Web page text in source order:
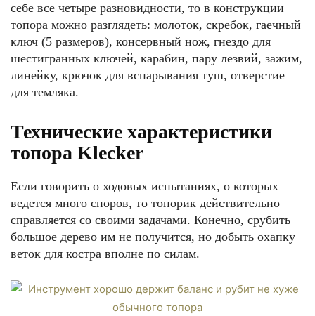
себе все четыре разновидности, то в конструкции
топора можно разглядеть: молоток, скребок, гаечный
ключ (5 размеров), консервный нож, гнездо для
шестигранных ключей, карабин, пару лезвий, зажим,
линейку, крючок для вспарывания туш, отверстие
для темляка.
Технические характеристики
топора Klecker
Если говорить о ходовых испытаниях, о которых
ведется много споров, то топорик действительно
справляется со своими задачами. Конечно, срубить
большое дерево им не получится, но добыть охапку
веток для костра вполне по силам.